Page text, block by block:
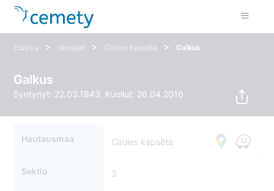
Etusivu > Vainajat > Ciroles kapsēta > Galkus
Galkus
Syntynyt: 22.03.1943, Kuollut: 26.04.2016
Hautausmaa Ciroles kapsēta
Sektio 3